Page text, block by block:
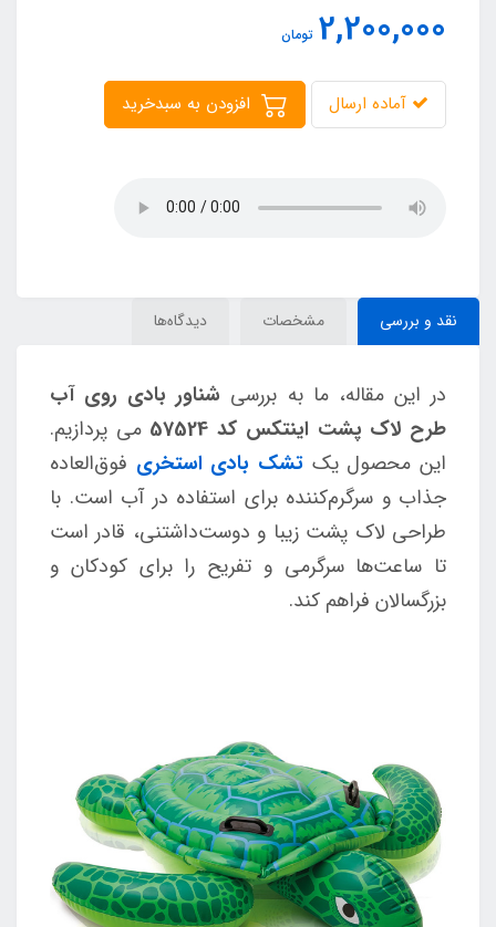
2,200,000 تومان
آماده ارسال
نقد و بررسی مشخصات دیدگاه‌ها
در این مقاله، ما به بررسی شناور بادی روی آب
طرح لاک پشت اینتکس کد 57524
می پردازیم.
این محصول یک تشک بادی استخری فوق‌العاده
جذاب و سرگرم‌کننده برای استفاده در آب است. با
طراحی لاک پشت زیبا و دوست‌داشتنی، قادر است
تا ساعت‌ها سرگرمی و تفریح را برای کودکان و
بزرگسالان فراهم کند.